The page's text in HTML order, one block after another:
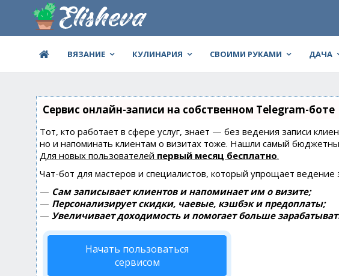
ВЯЗАНИЕ КУЛИНАРИЯ СВОИМИ РУКАМИ ДАЧА
Сервис онлайн-записи на собственном Telegram-боте
Тот, кто работает в сфере услуг, знает — без ведения записи
но и напоминать клиентам о визитах тоже. Нашли самый
Для новых пользователей первый месяц бесплатно.
Чат-бот для мастеров и специалистов, который упрощает ведение
— Сам записывает клиентов и напоминает им о визите;
— Персонализирует скидки, чаевые, кэшбэк и предоплаты;
— Увеличивает доходимость и помогает больше
Начать пользоваться
сервисом